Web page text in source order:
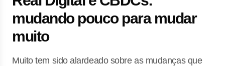
mudando pouco para mudar
muito
Muito tem sido alardeado sobre as mudanças que